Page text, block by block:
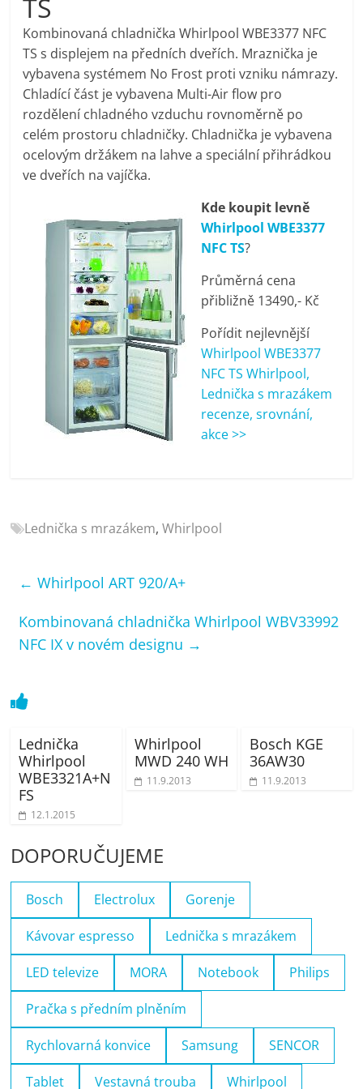
pračky,
televize,
notebooky,
mobilní
telefony,
kávovary,
bazény
elektronika
porovnání
recenze,
telefony,
TS
Kombinovaná chladnička Whirlpool WBE3377 NFC
TS s displejem na předních dveřích. Mraznička je
vybavena systémem No Frost proti vzniku námrazy.
Chladící část je vybavena Multi-Air flow pro
rozdělení chladného vzduchu rovnoměrně po
celém prostoru chladničky. Chladnička je vybavena
ocelovým držákem na lahve a speciální přihrádkou
ve dveřích na vajíčka.
Kde koupit levně
Whirlpool WBE3377
NFC TS?
Průměrná cena
přibližně 13490,- Kč
Pořídit nejlevnější
Whirlpool WBE3377
NFC TS Whirlpool,
Lednička s mrazákem
recenze, srovnání,
akce >>
Lednička s mrazákem,Whirlpool
← Whirlpool ART 920/A+
Kombinovaná chladnička Whirlpool WBV33992
NFC IX v novém designu →
Lednička
Whirlpool
WBE3321A+N
FS
12.1.2015
Whirlpool
MWD 240 WH
11.9.2013
Bosch KGE
36AW30
11.9.2013
DOPORUČUJEME
Bosch Electrolux Gorenje
Kávovar espresso Lednička s mrazákem
LED televize MORA Notebook Philips
Pračka s předním plněním
Rychlovarná konvice Samsung SENCOR
Tablet Vestavná trouba Whirlpool